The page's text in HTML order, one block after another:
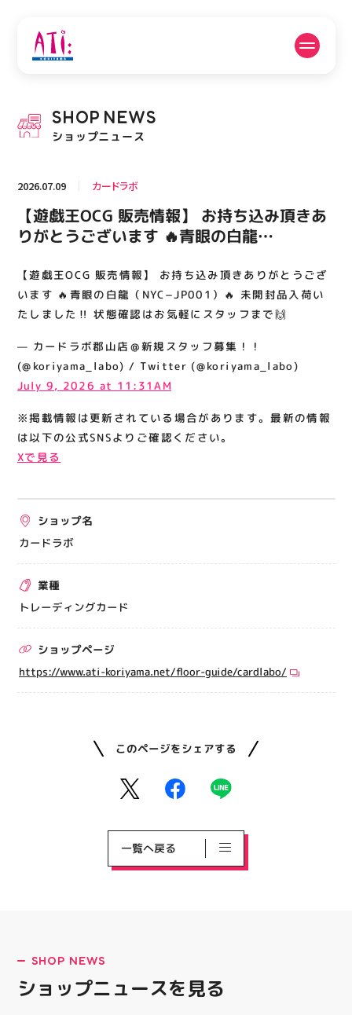
PICK UP NEWS
ピックアップニュース
フロアガイド 営業時間
ACCESS
アクセス・駐車場
RECRUIT
スタッフ募集
関連情報
お知らせ
お問い合わせ
プライバシーポリシー
運営会社
出店をご検討の方へ
催事出店募集
アティビジョンについて
SHOP NEWS
ショップニュース
2026.07.09 カードラボ
【遊戯王OCG 販売情報】 お持ち込み頂きあ
りがとうございます 🔥青眼の白龍
た‼️ 状態確認はお気軽にスタッフまで🙌
【遊戯王OCG 販売情報】 お持ち込み頂きありがとうござ
います 🔥青眼の白龍（NYC−JP001）🔥 未開封品入荷い
たしました‼️ 状態確認はお気軽にスタッフまで🙌
— カードラボ郡山店＠新規スタッフ募集！！
(@koriyama_labo) / Twitter (@koriyama_labo)
July 9, 2026 at 11:31AM
※掲載情報は更新されている場合があります。最新の情報
は以下の公式SNSよりご確認ください。
Xで見る
ショップ名
カードラボ
業種
トレーディングカード
ショップページ
https://www.ati-koriyama.net/floor-guide/cardlabo/
このページをシェアする
一覧へ戻る
SHOP NEWS
ショップニュースを見る